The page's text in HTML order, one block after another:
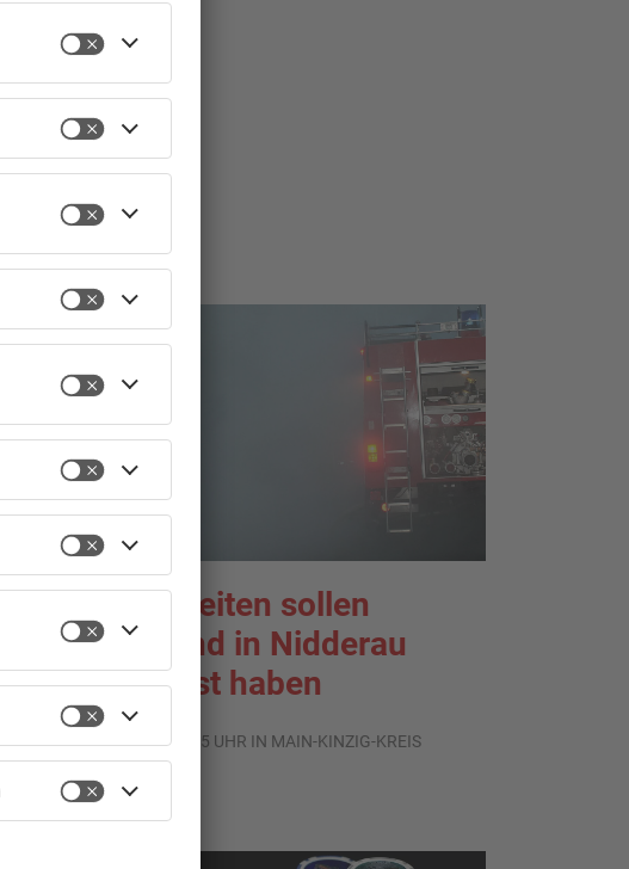
TOPNEWS
Gleisarbeiten sollen
Feldbrand in Nidderau
ausgelöst haben
31.07.2026, 06:25 UHR IN MAIN-KINZIG-KREIS